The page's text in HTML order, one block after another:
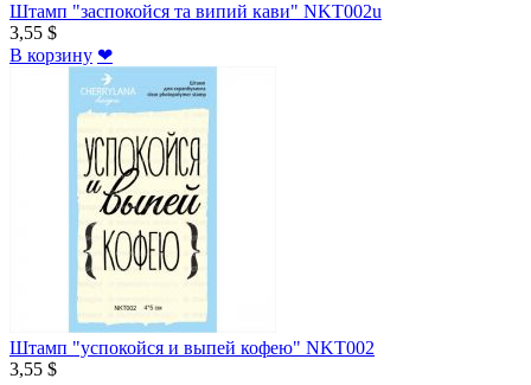
Штамп "заспокойся та випий кави" NKT002u
3,55 $
В корзину ❤
Штамп "успокойся и выпей кофею" NKT002
3,55 $